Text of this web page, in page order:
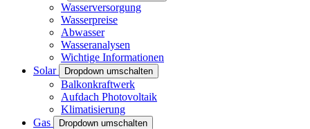
Wasserversorgung
Wasserpreise
Abwasser
Wasseranalysen
Wichtige Informationen
Solar
Dropdown umschalten
Balkonkraftwerk
Aufdach Photovoltaik
Klimatisierung
Gas
Dropdown umschalten